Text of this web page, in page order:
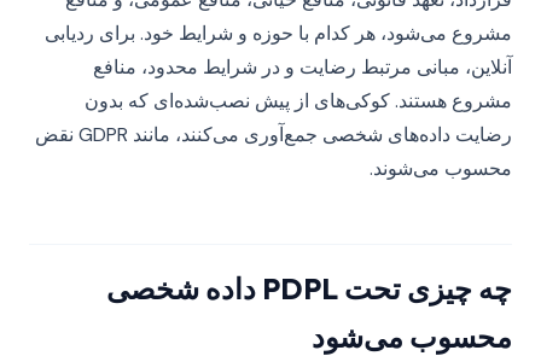
مشروع می‌شود، هر کدام با حوزه و شرایط خود. برای ردیابی
آنلاین، مبانی مرتبط رضایت و در شرایط محدود، منافع
مشروع هستند. کوکی‌های از پیش نصب‌شده‌ای که بدون
رضایت داده‌های شخصی جمع‌آوری می‌کنند، مانند GDPR نقض
محسوب می‌شوند.
چه چیزی تحت PDPL داده شخصی
محسوب می‌شود